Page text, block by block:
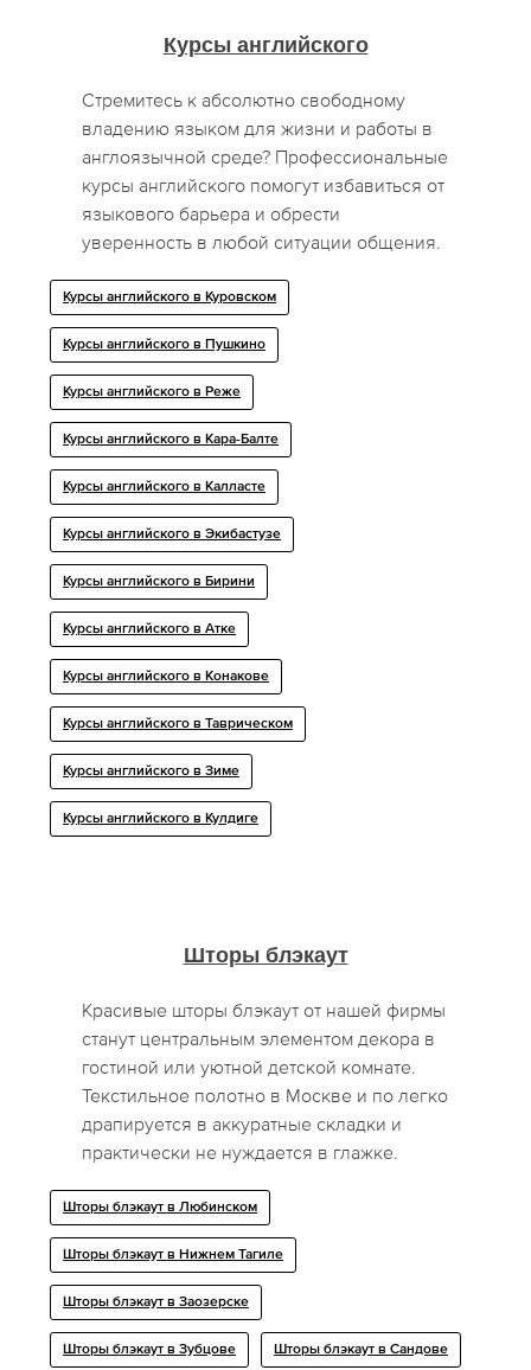
Курсы английского
Стремитесь к абсолютно свободному
владению языком для жизни и работы в
англоязычной среде? Профессиональные
курсы английского помогут избавиться от
языкового барьера и обрести
уверенность в любой ситуации общения.
Курсы английского в Куровском
Курсы английского в Пушкино
Курсы английского в Реже
Курсы английского в Кара-Балте
Курсы английского в Калласте
Курсы английского в Экибастузе
Курсы английского в Бирини
Курсы английского в Атке
Курсы английского в Конакове
Курсы английского в Таврическом
Курсы английского в Зиме
Курсы английского в Кулдиге
Шторы блэкаут
Красивые шторы блэкаут от нашей фирмы
станут центральным элементом декора в
гостиной или уютной детской комнате.
Текстильное полотно в Москве и по легко
драпируется в аккуратные складки и
практически не нуждается в глажке.
Шторы блэкаут в Любинском
Шторы блэкаут в Нижнем Тагиле
Шторы блэкаут в Заозерске
Шторы блэкаут в Зубцове Шторы блэкаут в Сандове